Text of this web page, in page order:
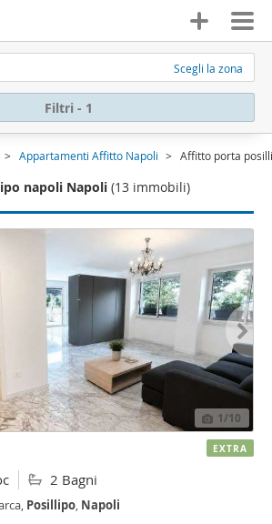
Scegli la zona
Filtri - 1
Appartamenti Affitto Napoli Affitto porta
napoli Napoli (13 immobili)
1/10
2 Bagni
Posillipo, Napoli
EXTRA